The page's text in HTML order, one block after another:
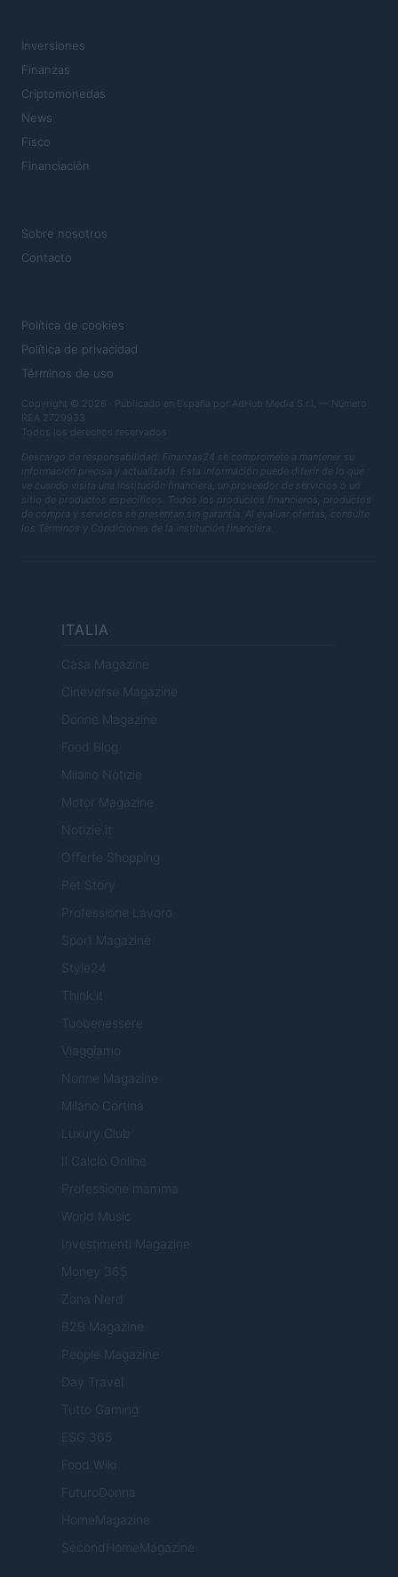
Inversiones
Finanzas
Criptomonedas
News
Fisco
Financiación
Sobre nosotros
Contacto
Política de cookies
Política de privacidad
Términos de uso
Copyright © 2026 · Publicado en España por AdHub Media S.r.l. — Número
REA 2729933
Todos los derechos reservados
Descargo de responsabilidad: Finanzas24 se compromete a mantener su
información precisa y actualizada. Esta información puede diferir de lo que
ve cuando visita una institución financiera, un proveedor de servicios o un
sitio de productos específicos. Todos los productos financieros, productos
de compra y servicios se presentan sin garantía. Al evaluar ofertas, consulte
los Términos y Condiciones de la institución financiera.
ITALIA
Casa Magazine
Cineverse Magazine
Donne Magazine
Food Blog
Milano Notizie
Motor Magazine
Notizie.it
Offerte Shopping
Pet Story
Professione Lavoro
Sport Magazine
Style24
Think.it
Tuobenessere
Viaggiamo
Nonne Magazine
Milano Cortina
Luxury Club
Il Calcio Online
Professione mamma
World Music
Investimenti Magazine
Money 365
Zona Nerd
B2B Magazine
People Magazine
Day Travel
Tutto Gaming
ESG 365
Food Wiki
FuturoDonna
HomeMagazine
SecondHomeMagazine